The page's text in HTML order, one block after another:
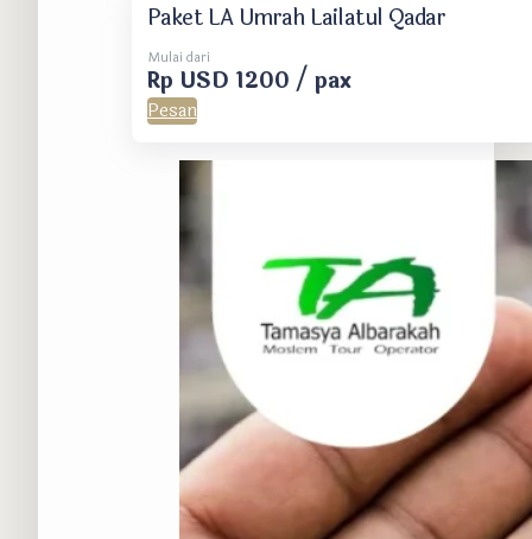
Paket LA Umrah Lailatul Qadar
Mulai dari
Rp USD 1200 / pax
Pesan